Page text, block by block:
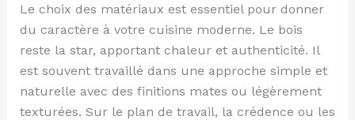
Le choix des matériaux est essentiel pour donner
du caractère à votre cuisine moderne. Le bois
reste la star, apportant chaleur et authenticité. Il
est souvent travaillé dans une approche simple et
naturelle avec des finitions mates ou légèrement
texturées. Sur le plan de travail, la crédence ou les